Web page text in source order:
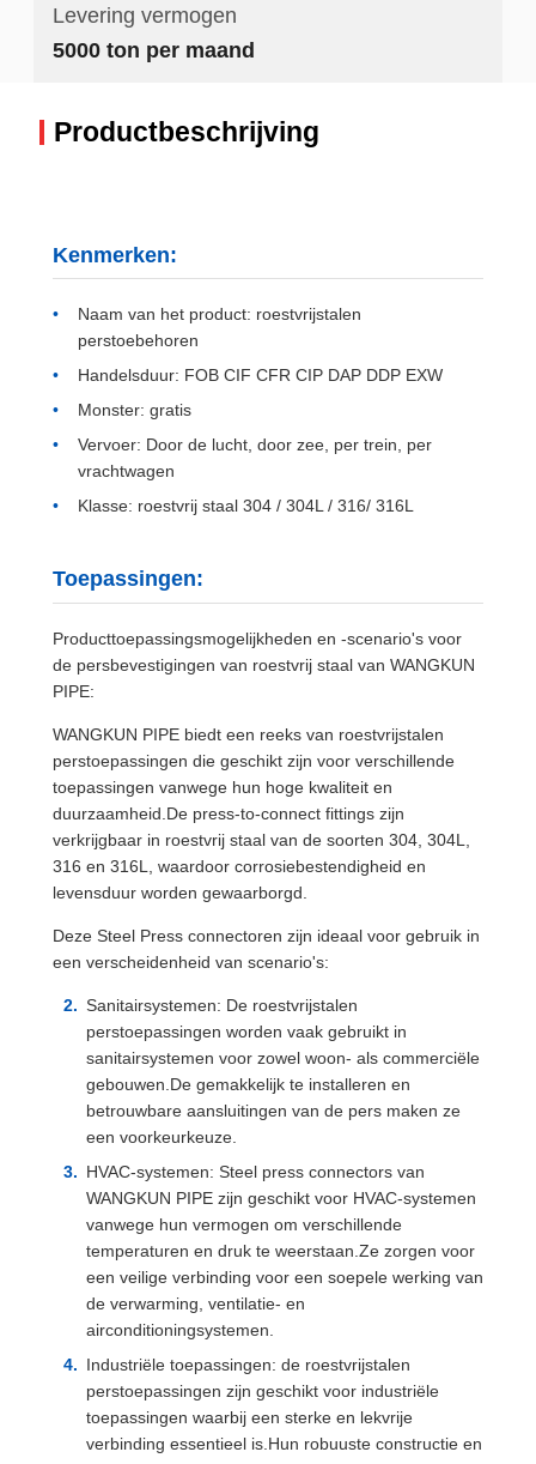
Levering vermogen
5000 ton per maand
Productbeschrijving
Kenmerken:
Naam van het product: roestvrijstalen
perstoebehoren
Handelsduur: FOB CIF CFR CIP DAP DDP EXW
Monster: gratis
Vervoer: Door de lucht, door zee, per trein, per
vrachtwagen
Klasse: roestvrij staal 304 / 304L / 316/ 316L
Toepassingen:
Producttoepassingsmogelijkheden en -scenario's voor
de persbevestigingen van roestvrij staal van WANGKUN
PIPE:
WANGKUN PIPE biedt een reeks van roestvrijstalen
perstoepassingen die geschikt zijn voor verschillende
toepassingen vanwege hun hoge kwaliteit en
duurzaamheid.De press-to-connect fittings zijn
verkrijgbaar in roestvrij staal van de soorten 304, 304L,
316 en 316L, waardoor corrosiebestendigheid en
levensduur worden gewaarborgd.
Deze Steel Press connectoren zijn ideaal voor gebruik in
een verscheidenheid van scenario's:
Sanitairsystemen: De roestvrijstalen
perstoepassingen worden vaak gebruikt in
sanitairsystemen voor zowel woon- als commerciële
gebouwen.De gemakkelijk te installeren en
betrouwbare aansluitingen van de pers maken ze
een voorkeurkeuze.
HVAC-systemen: Steel press connectors van
WANGKUN PIPE zijn geschikt voor HVAC-systemen
vanwege hun vermogen om verschillende
temperaturen en druk te weerstaan.Ze zorgen voor
een veilige verbinding voor een soepele werking van
de verwarming, ventilatie- en
airconditioningsystemen.
Industriële toepassingen: de roestvrijstalen
perstoepassingen zijn geschikt voor industriële
toepassingen waarbij een sterke en lekvrije
verbinding essentieel is.Hun robuuste constructie en